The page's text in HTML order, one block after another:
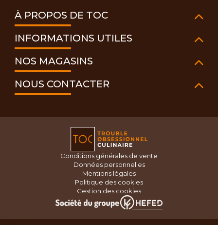
À PROPOS DE TOC
INFORMATIONS UTILES
NOS MAGASINS
NOUS CONTACTER
Conditions générales de vente
Données personnelles
Mentions légales
Politique des cookies
Gestion des cookies